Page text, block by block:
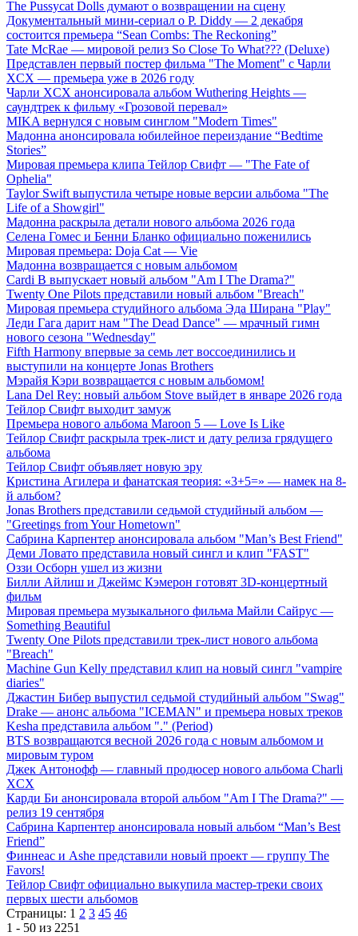
The Pussycat Dolls думают о возвращении на сцену
Документальный мини-сериал о P. Diddy — 2 декабря
состоится премьера “Sean Combs: The Reckoning”
Tate McRae — мировой релиз So Close To What??? (Deluxe)
Представлен первый постер фильма "The Moment" с Чарли
XCX — премьера уже в 2026 году
Чарли XCX анонсировала альбом Wuthering Heights —
саундтрек к фильму «Грозовой перевал»
MIKA вернулся с новым синглом "Modern Times"
Мадонна анонсировала юбилейное переиздание “Bedtime
Stories”
Мировая премьера клипа Тейлор Свифт — "The Fate of
Ophelia"
Taylor Swift выпустила четыре новые версии альбома "The
Life of a Showgirl"
Мадонна раскрыла детали нового альбома 2026 года
Селена Гомес и Бенни Бланко официально поженились
Мировая премьера: Doja Cat — Vie
Мадонна возвращается с новым альбомом
Cardi B выпускает новый альбом "Am I The Drama?"
Twenty One Pilots представили новый альбом "Breach"
Мировая премьера студийного альбома Эда Ширана "Play"
Леди Гага дарит нам "The Dead Dance" — мрачный гимн
нового сезона "Wednesday"
Fifth Harmony впервые за семь лет воссоединились и
выступили на концерте Jonas Brothers
Мэрайя Кэри возвращается с новым альбомом!
Lana Del Rey: новый альбом Stove выйдет в январе 2026 года
Тейлор Свифт выходит замуж
Премьера нового альбома Maroon 5 — Love Is Like
Тейлор Свифт раскрыла трек-лист и дату релиза грядущего
альбома
Тейлор Свифт объявляет новую эру
Кристина Агилера и фанатская теория: «3+5=» — намек на 8-
й альбом?
Jonas Brothers представили седьмой студийный альбом —
"Greetings from Your Hometown"
Сабрина Карпентер анонсировала альбом "Man’s Best Friend"
Деми Ловато представила новый сингл и клип "FAST"
Оззи Осборн ушел из жизни
Билли Айлиш и Джеймс Кэмерон готовят 3D-концертный
фильм
Мировая премьера музыкального фильма Майли Сайрус —
Something Beautiful
Twenty One Pilots представили трек-лист нового альбома
"Breach"
Machine Gun Kelly представил клип на новый сингл "vampire
diaries"
Джастин Бибер выпустил седьмой студийный альбом "Swag"
Drake — анонс альбома "ICEMAN" и премьера новых треков
Kesha представила альбом "." (Period)
BTS возвращаются весной 2026 года с новым альбомом и
мировым туром
Джек Антонофф — главный продюсер нового альбома Charli
XCX
Карди Би анонсировала второй альбом "Am I The Drama?" —
релиз 19 сентября
Сабрина Карпентер анонсировала новый альбом “Man’s Best
Friend”
Финнеас и Ashe представили новый проект — группу The
Favors!
Тейлор Свифт официально выкупила мастер-треки своих
первых шести альбомов
Страницы: 1 2 3 45 46
1 - 50 из 2251